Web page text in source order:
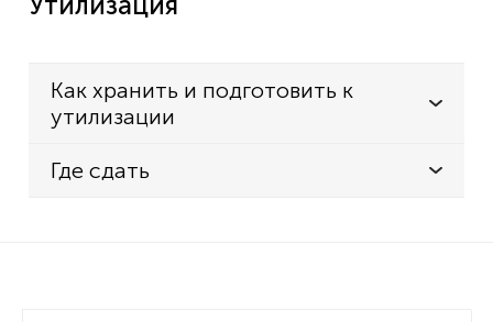
Как хранить и подготовить к
утилизации
Где сдать